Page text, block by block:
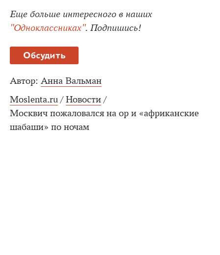
Еще больше интересного в наших
"Одноклассниках". Подпишись!
Обсудить
Автор: Анна Вальман
Moslenta.ru / Новости /
Москвич пожаловался на ор и «африканские
шабаши» по ночам